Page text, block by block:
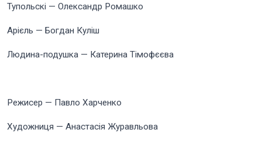
Тупольскі — Олександр Ромашко
Арієль — Богдан Куліш
Людина-подушка — Катерина Тімофєєва
Режисер — Павло Харченко
Художниця — Анастасія Журавльова